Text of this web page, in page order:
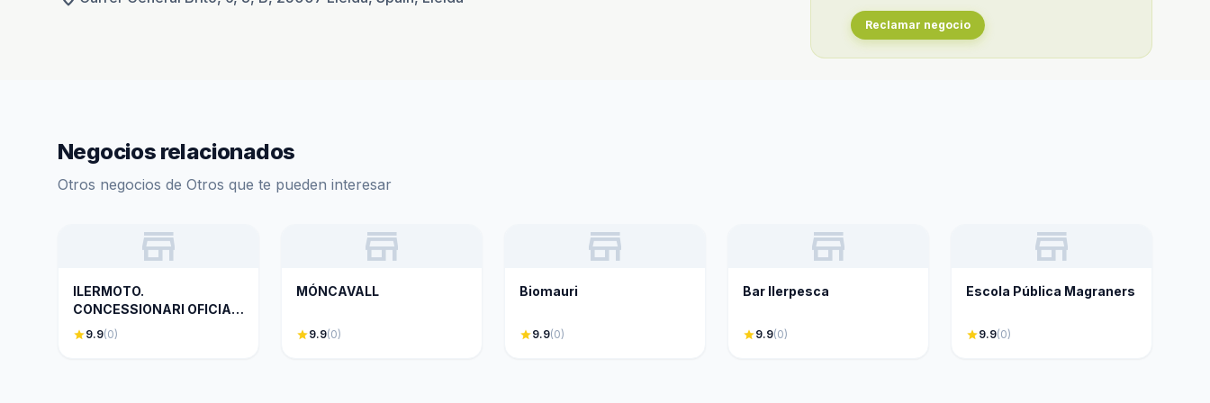
Reclamar negocio
Negocios relacionados
Otros negocios de Otros que te pueden interesar
store
ILERMOTO.
CONCESSIONARI OFICIAL
HONDA MOTOS.
star9.9(0)
store
MÓNCAVALL
star9.9(0)
store
Biomauri
star9.9(0)
store
Bar Ilerpesca
star9.9(0)
store
Escola Pública Magraners
star9.9(0)